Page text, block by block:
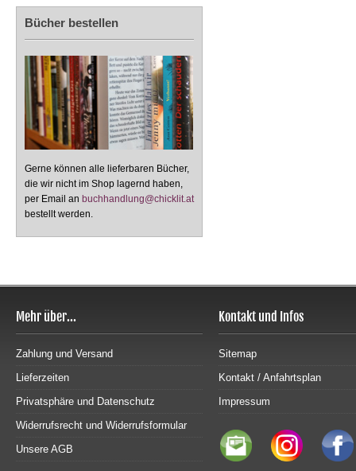
Bücher bestellen
Gerne können alle lieferbaren Bücher,
die wir nicht im Shop lagernd haben,
per Email an buchhandlung@chicklit.at
bestellt werden.
Mehr über...
Zahlung und Versand
Lieferzeiten
Privatsphäre und Datenschutz
Widerrufsrecht und Widerrufsformular
Unsere AGB
Kontakt und Infos
Sitemap
Kontakt / Anfahrtsplan
Impressum